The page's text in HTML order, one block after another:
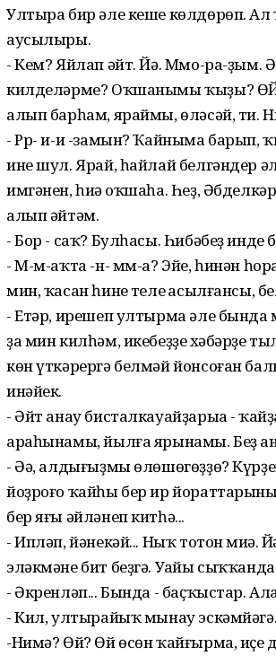
Ултыра бир әле кеше көлдөрөп. Ал
аусылыры.
- Кем? Яйлап әйт. Йә. Ммо-ра-ҙым.
килделәрме? Оҡшанымы ҡыҙы?
алып барһам, яраймы, өләсәй, ти.
- Рр- и-и -замын? Ҡайныма барып,
ине шул. Ярай, һайлай белгәндер
имгәнен, һиңә оҡшаһа. Һеҙ,
алып әйтәм.
- Бор - саҡ? Булһасы. Һибәбеҙ инде
- М-м-аҡта -н- мм-а? Эйе, һинән
мин, ҡасан һинең телең асылғансы,
- Етәр, ирешеп ултырма әле бында
ҙа мин килһәм, икебеҙҙең хәбәрҙе
көн үткәрергә белмәй йонсоған
инәйек.
- Әйт анау бисталкауайҙарыңа -
араһынамы, йылға ярынамы. Беҙ
- Әә, алдығыҙмы өлөшөгөҙҙө?
йоҙроғо ҡайһы бер ир
бер яғы әйләнеп китһә...
- Ипләп, йәнекәй... Ныҡ тотон
эләкмәне бит беҙгә. Уңайы
- Әкренләп... Бында - баҫҡыстар.
- Кил, ултырайыҡ мынау эскәмйәгә.
-Нимә? Өй? Өй өсөн ҡайғырма, иҫең